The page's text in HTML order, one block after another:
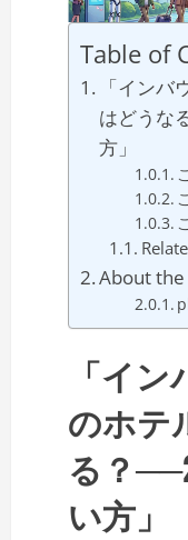
Table of
「イン
はどうな
方」
About
「イ
のホテ
る？
い方」